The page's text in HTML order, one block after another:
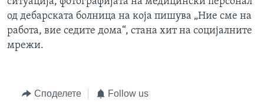
од дебарската болница на која пишува „Ние сме на
работа, вие седите дома“, стана хит на социјалните
мрежи.
Споделете Follow us